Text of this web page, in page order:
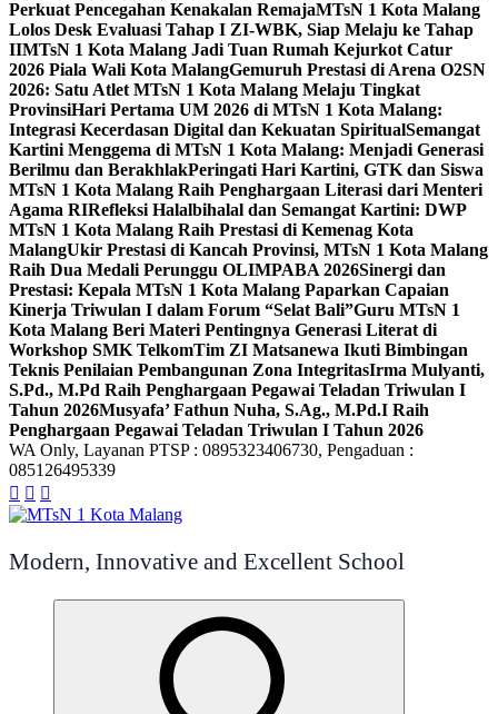
Perkuat Pencegahan Kenakalan RemajaMTsN 1 Kota Malang
Lolos Desk Evaluasi Tahap I ZI-WBK, Siap Melaju ke Tahap
IIMTsN 1 Kota Malang Jadi Tuan Rumah Kejurkot Catur
2026 Piala Wali Kota MalangGemuruh Prestasi di Arena O2SN
2026: Satu Atlet MTsN 1 Kota Malang Melaju Tingkat
ProvinsiHari Pertama UM 2026 di MTsN 1 Kota Malang:
Integrasi Kecerdasan Digital dan Kekuatan SpiritualSemangat
Kartini Menggema di MTsN 1 Kota Malang: Menjadi Generasi
Berilmu dan BerakhlakPeringati Hari Kartini, GTK dan Siswa
MTsN 1 Kota Malang Raih Penghargaan Literasi dari Menteri
Agama RIRefleksi Halalbihalal dan Semangat Kartini: DWP
MTsN 1 Kota Malang Raih Prestasi di Kemenag Kota
MalangUkir Prestasi di Kancah Provinsi, MTsN 1 Kota Malang
Raih Dua Medali Perunggu OLIMPABA 2026Sinergi dan
Prestasi: Kepala MTsN 1 Kota Malang Paparkan Capaian
Kinerja Triwulan I dalam Forum “Selat Bali”Guru MTsN 1
Kota Malang Beri Materi Pentingnya Generasi Literat di
Workshop SMK TelkomTim ZI Matsanewa Ikuti Bimbingan
Teknis Penilaian Pembangunan Zona IntegritasIrma Mulyanti,
S.Pd., M.Pd Raih Penghargaan Pegawai Teladan Triwulan I
Tahun 2026Musyafa’ Fathun Nuha, S.Ag., M.Pd.I Raih
Penghargaan Pegawai Teladan Triwulan I Tahun 2026
WA Only, Layanan PTSP : 0895323406730, Pengaduan :
085126495339
Modern, Innovative and Excellent School